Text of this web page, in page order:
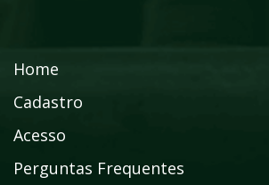
Home
Cadastro
Acesso
Perguntas Frequentes